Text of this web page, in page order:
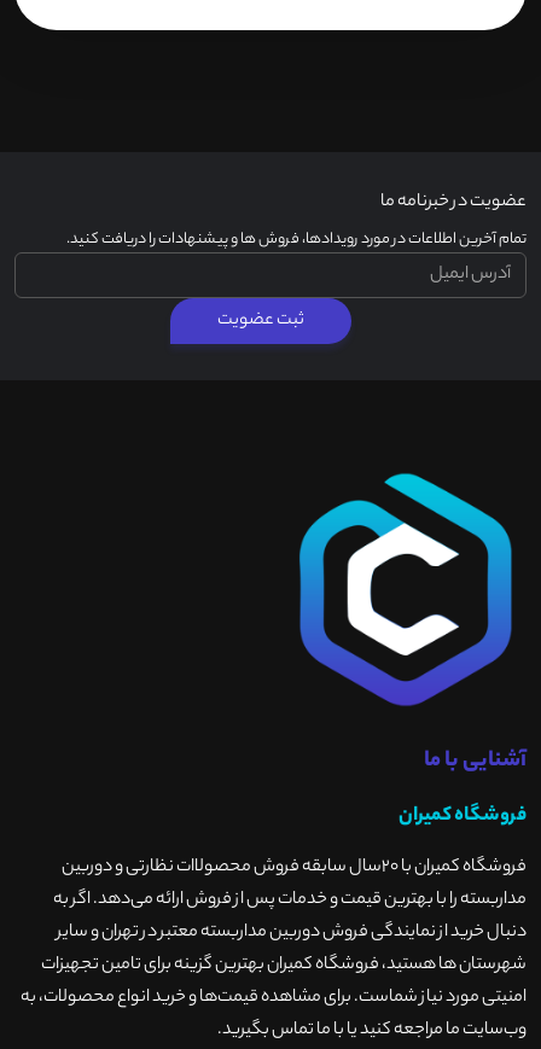
عضویت در خبرنامه ما
تمام آخرین اطلاعات در مورد رویدادها، فروش ها و پیشنهادات را دریافت کنید.
ثبت عضویت
آشنایی با ما
فروشگاه کمیران
فروشگاه کمیران با ۲۰سال سابقه فروش محصولاات نظارتی و دوربین
مداربسته را با بهترین قیمت و خدمات پس از فروش ارائه می‌دهد. اگر به
دنبال خرید از نمایندگی فروش دوربین مداربسته معتبر در تهران و سایر
شهرستان ها هستید، فروشگاه کمیران بهترین گزینه برای تامین تجهیزات
امنیتی مورد نیاز شماست. برای مشاهده قیمت‌ها و خرید انواع محصولات، به
وب‌سایت ما مراجعه کنید یا با ما تماس بگیرید.